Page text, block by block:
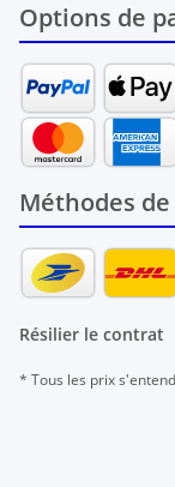
Options de
Méthodes
Résilier le contrat
* Tous les prix